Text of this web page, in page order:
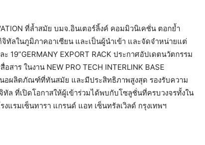
ที่ล้ำสมัย บมจ.อินเตอร์ลิ้งค์ คอมมิวนิเคชั่น ตอกย้ำ
ทัลในภูมิภาคอาเซียน และเป็นผู้นำเข้า และจัดจำหน่ายแต่
ะ 19”GERMANY EXPORT RACK ประกาศอัปเดตนวัตกรรม
ร ในงาน NEW PRO TECH INTERLINK BASE
สนอผลิตภัณฑ์ที่ทันสมัย และมีประสิทธิภาพสูงสุด รองรับความ
ล ที่เปิดโอกาสให้ผู้เข้าร่วมได้พบกับโซลูชั่นที่ครบวงจรทั้งใน
รมเซ็นทารา แกรนด์ แอท เซ็นทรัลเวิลด์ กรุงเทพฯ